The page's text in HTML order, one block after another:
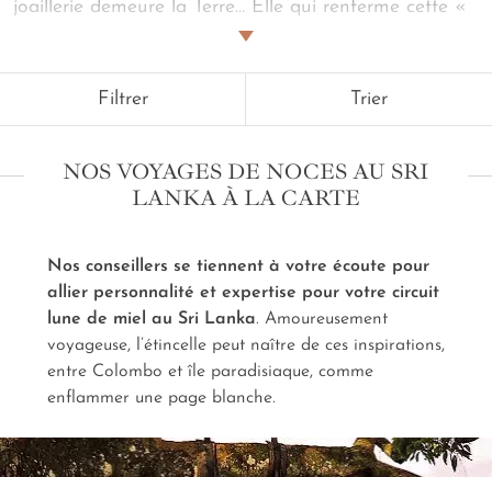
joaillerie demeure la Terre… Elle qui renferme cette «
perle de l’océan Indien »… Un
personnelle.Triangle Culturel, plages bohèmes de la
ou altières plantations de thé en pièce
maîtresse de votrelune de miel. Peut-être avec des
survol en montgolfière àSigiriya… Les nuances des
prunelles d’un éléphant durant un safari privé… La
notre conciergerie s’assure que vous soyez reçus
comme les jeunes mariés que vous êtes…
L'organisation d’unvoyage de noces au Sri Lanka
sur mesureest un savoir-faire du détail.
Filtrer Trier
NOS VOYAGES DE NOCES AU SRI
LANKA À LA CARTE
Nos conseillers se tiennent à votre écoute pour
allier personnalité et expertise pour votre circuit
lune de miel au Sri Lanka. Amoureusement
voyageuse, l’étincelle peut naître de ces inspirations,
entre Colombo et île paradisiaque, comme
enflammer une page blanche.